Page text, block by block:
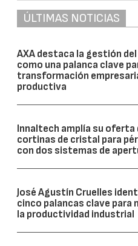
ÚLTIMAS NOTICIAS
AXA destaca la gestión
como una palanca clave
transformación
productiva
Innaltech amplía su oferta
cortinas de cristal para
con dos sistemas de
José Agustín Cruelles
cinco palancas clave para
la productividad industrial